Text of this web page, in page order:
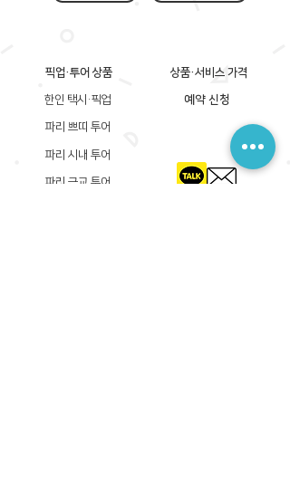
픽업·투어 상품
한인 택시·픽업
상품·서비스 가격
예약 신청
파리 쁘띠 투어
파리 시내 투어
파리 근교 투어